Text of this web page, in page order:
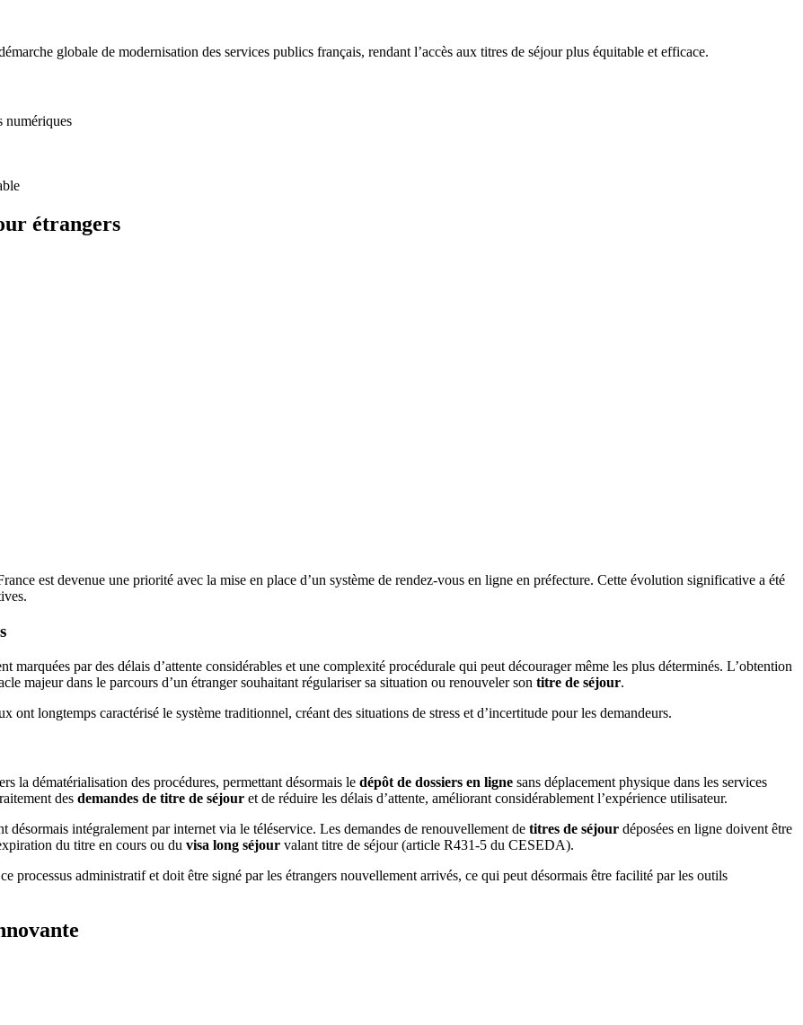
globale de modernisation des services publics français, rendant l’accès aux titres de séjour plus équitable et efficace.
numériques
étrangers
est devenue une priorité avec la mise en place d’un système de rendez-vous en ligne en préfecture. Cette évolution significative a été
marquées par des délais d’attente considérables et une complexité procédurale qui peut décourager même les plus déterminés. L’obtention
majeur dans le parcours d’un étranger souhaitant régulariser sa situation ou renouveler son titre de séjour.
ont longtemps caractérisé le système traditionnel, créant des situations de stress et d’incertitude pour les demandeurs.
la dématérialisation des procédures, permettant désormais le dépôt de dossiers en ligne sans déplacement physique dans les services
des demandes de titre de séjour et de réduire les délais d’attente, améliorant considérablement l’expérience utilisateur.
désormais intégralement par internet via le téléservice. Les demandes de renouvellement de titres de séjour déposées en ligne doivent être
du titre en cours ou du visa long séjour valant titre de séjour (article R431-5 du CESEDA).
processus administratif et doit être signé par les étrangers nouvellement arrivés, ce qui peut désormais être facilité par les outils